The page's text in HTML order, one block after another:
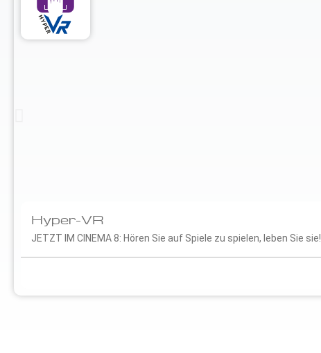
Hyper-VR
JETZT IM CINEMA 8: Hören Sie auf Spiele zu spielen, leben Sie sie!